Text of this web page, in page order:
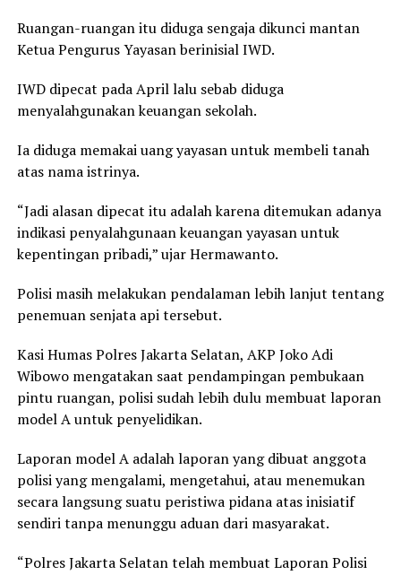
Ruangan-ruangan itu diduga sengaja dikunci mantan
Ketua Pengurus Yayasan berinisial IWD.
IWD dipecat pada April lalu sebab diduga
menyalahgunakan keuangan sekolah.
Ia diduga memakai uang yayasan untuk membeli tanah
atas nama istrinya.
“Jadi alasan dipecat itu adalah karena ditemukan adanya
indikasi penyalahgunaan keuangan yayasan untuk
kepentingan pribadi,” ujar Hermawanto.
Polisi masih melakukan pendalaman lebih lanjut tentang
penemuan senjata api tersebut.
Kasi Humas Polres Jakarta Selatan, AKP Joko Adi
Wibowo mengatakan saat pendampingan pembukaan
pintu ruangan, polisi sudah lebih dulu membuat laporan
model A untuk penyelidikan.
Laporan model A adalah laporan yang dibuat anggota
polisi yang mengalami, mengetahui, atau menemukan
secara langsung suatu peristiwa pidana atas inisiatif
sendiri tanpa menunggu aduan dari masyarakat.
“Polres Jakarta Selatan telah membuat Laporan Polisi